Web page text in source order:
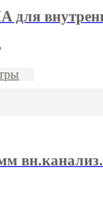
Опции
для
Диапазон
цен:
Опции